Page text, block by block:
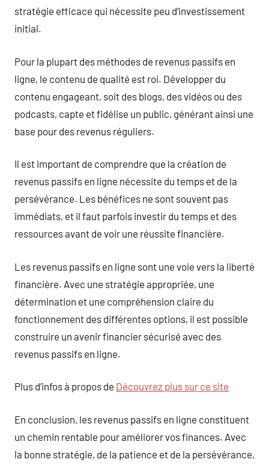
stratégie efficace qui nécessite peu d’investissement
initial.
Pour la plupart des méthodes de revenus passifs en
ligne, le contenu de qualité est roi. Développer du
contenu engageant, soit des blogs, des vidéos ou des
podcasts, capte et fidélise un public, générant ainsi une
base pour des revenus réguliers.
Il est important de comprendre que la création de
revenus passifs en ligne nécessite du temps et de la
persévérance. Les bénéfices ne sont souvent pas
immédiats, et il faut parfois investir du temps et des
ressources avant de voir une réussite financière.
Les revenus passifs en ligne sont une voie vers la liberté
financière. Avec une stratégie appropriée, une
détermination et une compréhension claire du
fonctionnement des différentes options, il est possible
construire un avenir financier sécurisé avec des
revenus passifs en ligne.
Plus d’infos à propos de Découvrez plus sur ce site
En conclusion, les revenus passifs en ligne constituent
un chemin rentable pour améliorer vos finances. Avec
la bonne stratégie, de la patience et de la persévérance,